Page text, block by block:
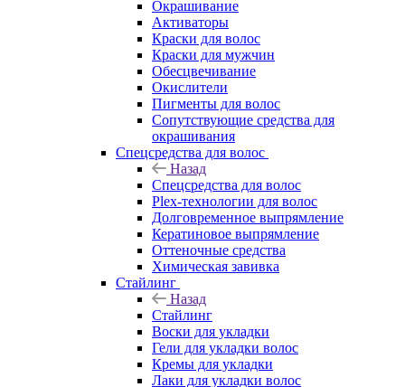
Окрашивание
Активаторы
Краски для волос
Краски для мужчин
Обесцвечивание
Окислители
Пигменты для волос
Сопутствующие средства для
окрашивания
Спецсредства для волос
Назад
Спецсредства для волос
Plex-технологии для волос
Долговременное выпрямление
Кератиновое выпрямление
Оттеночные средства
Химическая завивка
Стайлинг
Назад
Стайлинг
Воски для укладки
Гели для укладки волос
Кремы для укладки
Лаки для укладки волос